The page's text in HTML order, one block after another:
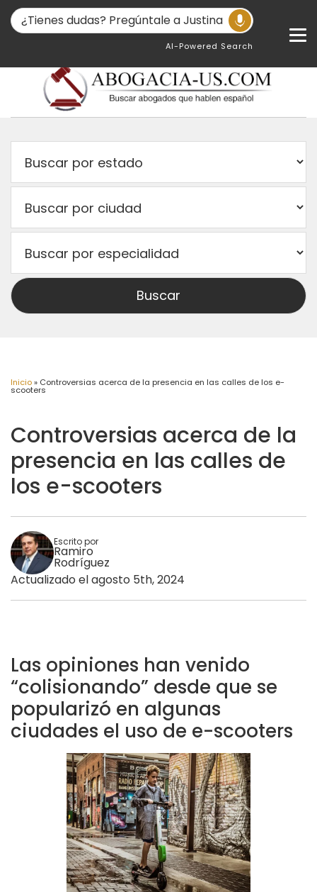
AI-Powered Search
Inicio» Controversias acerca de la presencia en las calles de los e-
scooters
Controversias acerca de la
presencia en las calles de
los e-scooters
Escrito por
Ramiro
Rodríguez
Actualizado el agosto 5th, 2024
Las opiniones han venido
“colisionando” desde que se
popularizó en algunas
ciudades el uso de e-scooters